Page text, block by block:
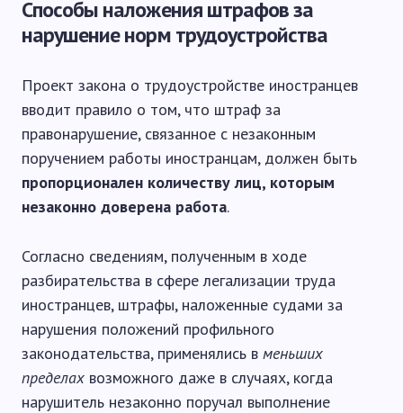
Способы наложения штрафов за
нарушение норм трудоустройства
Проект закона о трудоустройстве иностранцев
вводит правило о том, что штраф за
правонарушение, связанное с незаконным
поручением работы иностранцам, должен быть
пропорционален количеству лиц, которым
незаконно доверена работа.
Согласно сведениям, полученным в ходе
разбирательства в сфере легализации труда
иностранцев, штрафы, наложенные судами за
нарушения положений профильного
законодательства, применялись в меньших
пределах возможного даже в случаях, когда
нарушитель незаконно поручал выполнение